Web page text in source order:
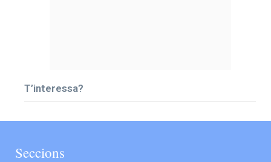
T’interessa?
Seccions